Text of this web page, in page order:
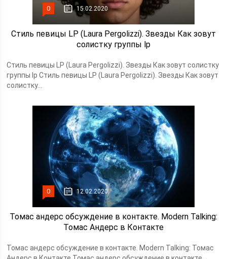
0 15.02.2020
Стиль певицы LP (Laura Pergolizzi). Звезды Как зовут
солистку группы lp
Стиль певицы LP (Laura Pergolizzi). Звезды Как зовут солистку
группы lp Стиль певицы LP (Laura Pergolizzi). Звезды Как зовут
солистку...
0 12.02.2020
Томас андерс обсуждение в контакте. Modern Talking:
Томас Андерс в Контакте
Томас андерс обсуждение в контакте. Modern Talking: Томас